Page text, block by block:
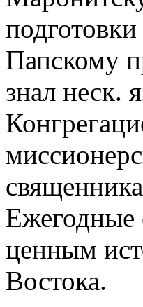
Папскому
знал неск.
Ежегодные
ценным
Востока.